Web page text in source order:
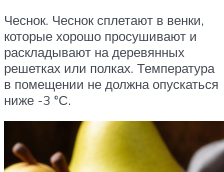
Чеснок. Чеснок сплетают в венки,
которые хорошо просушивают и
раскладывают на деревянных
решетках или полках. Температура
в помещении не должна опускаться
ниже -3 °С.